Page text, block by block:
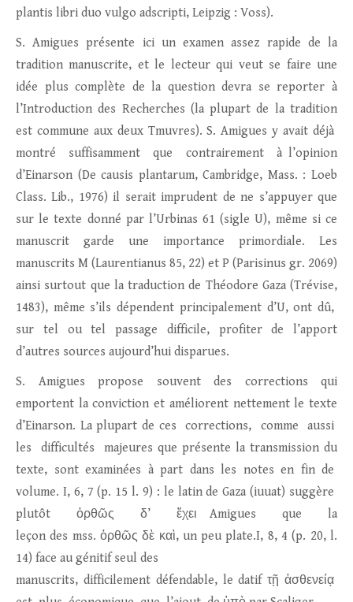
plantis libri duo vulgo adscripti, Leipzig : Voss).
S. Amigues présente ici un examen assez rapide de la
tradition manuscrite, et le lecteur qui veut se faire une
idée plus complète de la question devra se reporter à
l’Introduction des Recherches (la plupart de la tradition
est commune aux deux Tmuvres). S. Amigues y avait déjà
montré suffisamment que contrairement à l’opinion
d’Einarson (De causis plantarum, Cambridge, Mass. : Loeb
Class. Lib., 1976) il serait imprudent de ne s’appuyer que
sur le texte donné par l’Urbinas 61 (sigle U), même si ce
manuscrit garde une importance primordiale. Les
manuscrits M (Laurentianus 85, 22) et P (Parisinus gr. 2069)
ainsi surtout que la traduction de Théodore Gaza (Trévise,
1483), même s’ils dépendent principalement d’U, ont dû,
sur tel ou tel passage difficile, profiter de l’apport
d’autres sources aujourd’hui disparues.
S. Amigues propose souvent des corrections qui
emportent la conviction et améliorent nettement le texte
d’Einarson. La plupart de ces corrections, comme aussi
les difficultés majeures que présente la transmission du
texte, sont examinées à part dans les notes en fin de
volume. I, 6, 7 (p. 15 l. 9) : le latin de Gaza (iuuat) suggère
plutôt ὀρθῶς δ’ ἔχει Amigues que la
leçon des mss. ὀρθῶς δὲ καὶ, un peu plate.I, 8, 4 (p. 20, l.
14) face au génitif seul des
manuscrits, difficilement défendable, le datif τῇ ἀσθενείᾳ